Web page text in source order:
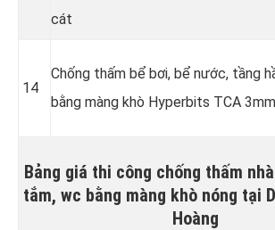
cát
14
Chống thấm bể bơi, bể nước, tầng
bằng màng khò Hyperbits TCA 3mm
Bảng giá thi công chống thấm
tắm, wc bằng màng khò nóng tại
Hoàng